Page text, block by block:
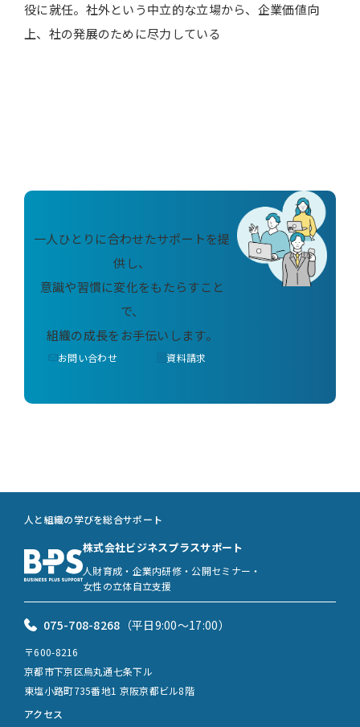
役に就任。社外という中立的な立場から、企業価値向
上、社の発展のために尽力している
一人ひとりに合わせたサポートを提
供し、
意識や習慣に変化をもたらすこと
で、
組織の成長をお手伝いします。
お問い合わせ 資料請求
人と組織の学びを総合サポート
株式会社ビジネスプラスサポート
人財育成・企業内研修・公開セミナー・
女性の立体自立支援
075-708-8268 （平日9:00〜17:00）
〒600-8216
京都市下京区烏丸通七条下ル
東塩小路町735番地1 京阪京都ビル8階
アクセス